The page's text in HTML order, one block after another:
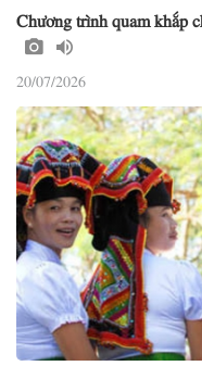
Chương trình quam khắp
20/07/2026